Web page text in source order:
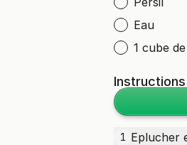
Eau
1 cube
Instructions
1 Eplucher